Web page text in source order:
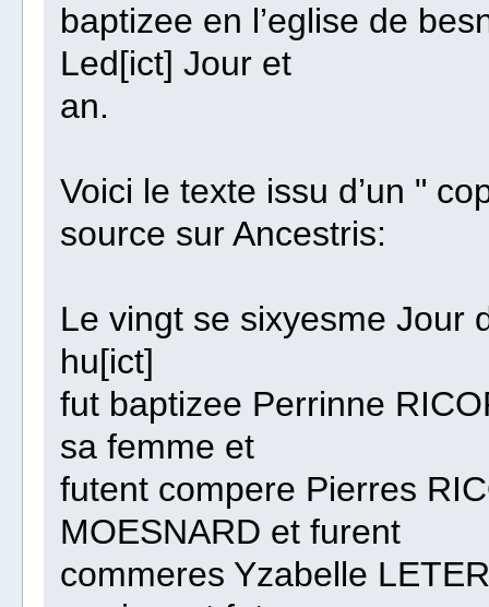
baptizee en l’eglise de
Led[ict] Jour et
an.
Voici le texte issu d’un "
source sur Ancestris:
Le vingt se sixyesme Jour
hu[ict]
fut baptizee Perrinne
sa femme et
futent compere Pierres
MOESNARD et furent
commeres Yzabelle